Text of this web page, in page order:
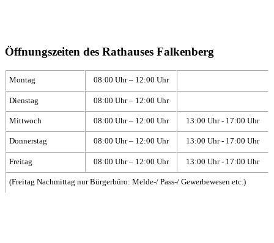
Öffnungszeiten des Rathauses Falkenberg
Montag 08:00 Uhr – 12:00 Uhr
Dienstag 08:00 Uhr – 12:00 Uhr
Mittwoch 08:00 Uhr – 12:00 Uhr 13:00 Uhr - 17:00 Uhr
Donnerstag 08:00 Uhr – 12:00 Uhr 13:00 Uhr - 17:00 Uhr
Freitag 08:00 Uhr – 12:00 Uhr 13:00 Uhr - 17:00 Uhr
(Freitag Nachmittag nur Bürgerbüro: Melde-/ Pass-/ Gewerbewesen etc.)